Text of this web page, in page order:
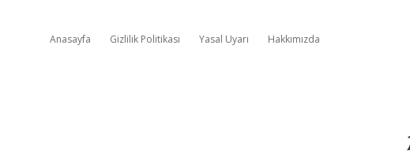
Anasayfa Gizlilik Politikası Yasal Uyarı Hakkımızda